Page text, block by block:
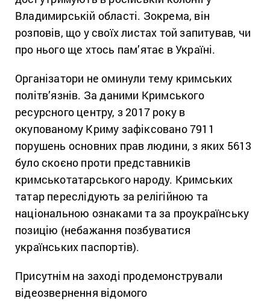
Владимирській області. Зокрема, він
розповів, що у своїх листах той запитував, чи
про нього ще хтось пам’ятає в Україні.
Організатори не оминули тему кримських
політв’язнів. За даними Кримського
ресурсного центру, з 2017 року в
окупованому Криму зафіксовано 7911
порушень основних прав людини, з яких 5613
було скоєно проти представників
кримськотатарського народу. Кримських
татар переслідують за релігійною та
національною ознаками та за проукраїнську
позицію (небажання позбуватися
українських паспортів).
Присутнім на заході продемонстрували
відеозвернення відомого